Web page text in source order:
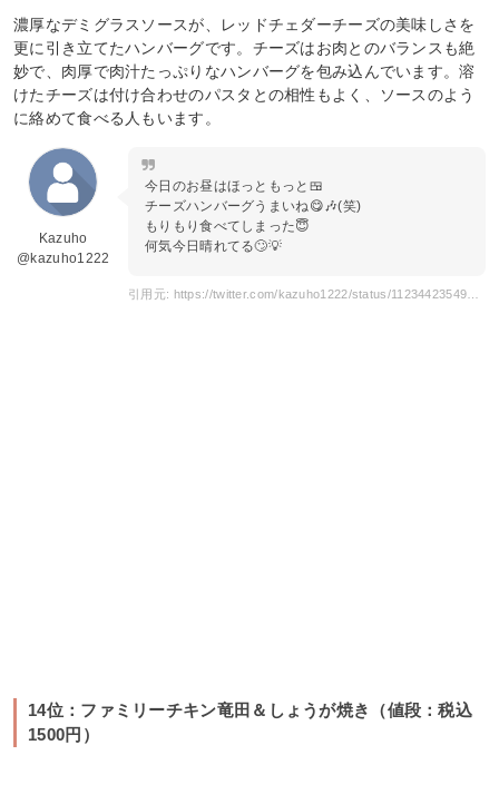
濃厚なデミグラスソースが、レッドチェダーチーズの美味しさを
更に引き立てたハンバーグです。チーズはお肉とのバランスも絶
妙で、肉厚で肉汁たっぷりなハンバーグを包み込んでいます。溶
けたチーズは付け合わせのパスタとの相性もよく、ソースのよう
に絡めて食べる人もいます。
Kazuho
@kazuho1222
今日のお昼はほっともっと🍱
チーズハンバーグうまいね😋🎶(笑)
もりもり食べてしまった😇
何気今日晴れてる🙄💡
14位：ファミリーチキン竜田＆しょうが焼き（値段：税込
1500円）